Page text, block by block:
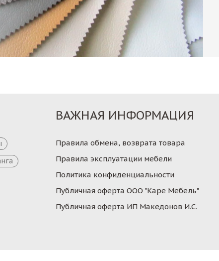
ВАЖНАЯ ИНФОРМАЦИЯ
Правила обмена, возврата товара
Правила эксплуатации мебели
Политика конфиденциальности
Публичная оферта ООО "Каре Мебель"
Публичная оферта ИП Македонов И.С.